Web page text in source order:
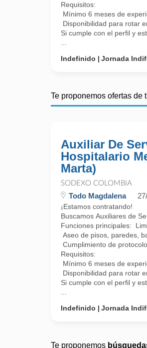
Requisitos:
Mínimo 6 meses de
Disponibilidad para rotar
Si cumple con el perfil y
Indefinido
Jornada
Te proponemos ofertas de
Auxiliar De
Hospitalario
Marta)
SODEXO COLOMBIA
Todo Magdalena
¡Estamos contratando!
Buscamos Auxiliares de
Funciones principales:
Aseo de pisos, paredes,
Cumplimiento de
Requisitos:
Mínimo 6 meses de
Disponibilidad para rotar
Si cumple con el perfil y
Indefinido
Jornada
Te proponemos